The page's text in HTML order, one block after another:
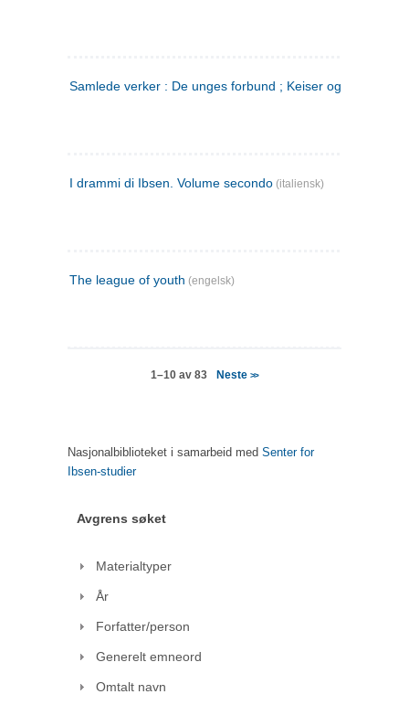
Samlede verker : De unges forbund ; Keiser og Galilæer. 3
I drammi di Ibsen. Volume secondo (italiensk)
The league of youth (engelsk)
1–10 av 83 Neste>>
Nasjonalbiblioteket i samarbeid med Senter for
Ibsen-studier
Avgrens søket
Materialtyper
År
Forfatter/person
Generelt emneord
Omtalt navn